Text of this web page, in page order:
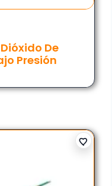
De
Presión